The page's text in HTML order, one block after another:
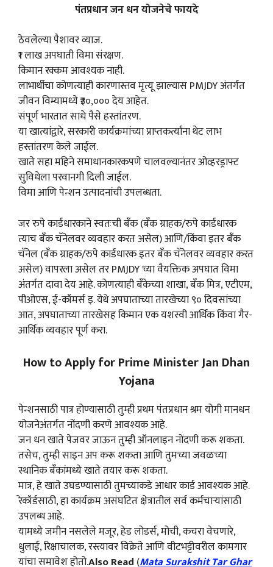
पंतप्रधान जन धन योजनेचे फायदे
ठेवलेल्या पैशावर व्याज.
₹1 लाख अपघाती विमा संरक्षण.
किमान रक्कम आवश्यक नाही.
लाभार्थीचा कोणत्याही कारणास्तव मृत्यू झाल्यास PMJDY अंतर्गत
जीवन विम्यामध्ये ₹३०,००० देय आहेत.
संपूर्ण भारतात साधे पैसे हस्तांतरण.
या खात्यांद्वारे, सरकारी कार्यक्रमांच्या प्राप्तकर्त्यांना थेट लाभ
हस्तांतरण केले जाईल.
खाते सहा महिने समाधानकारकपणे चालवल्यानंतर ओव्हरड्राफ्ट
सुविधेला परवानगी दिली जाईल.
विमा आणि पेन्शन उत्पादनांची उपलब्धता.
जर रुपे कार्डधारकाने स्वतःची बँक (बँक ग्राहक/रुपे कार्डधारक
त्याच बँक चॅनेलवर व्यवहार करत असेल) आणि/किंवा इतर बँक
चॅनेल (बँक ग्राहक/रुपे कार्डधारक इतर बँक चॅनेलवर व्यवहार करत
असेल) वापरला असेल तर PMJDY च्या वैयक्तिक अपघात विमा
अंतर्गत दावा देय आहे. कोणत्याही बँकेच्या शाखा, बँक मित्र, एटीएम,
पीओएस, ई-कॉमर्स इ. येथे अपघाताच्या तारखेच्या ९० दिवसांच्या
आत, अपघाताच्या तारखेसह किमान एक यशस्वी आर्थिक किंवा गैर-
आर्थिक व्यवहार पूर्ण करा.
How to Apply for Prime Minister Jan Dhan
Yojana
पेन्शनसाठी पात्र होण्यासाठी तुम्ही प्रथम पंतप्रधान श्रम योगी मानधन
योजनेअंतर्गत नोंदणी करणे आवश्यक आहे.
जन धन खाते पेजवर जाऊन तुम्ही ऑनलाइन नोंदणी करू शकता.
तसेच, तुम्ही साइन अप करू शकता आणि तुमच्या जवळच्या
स्थानिक बँकांमध्ये खाते तयार करू शकता.
मात्र, हे खाते उघडण्यासाठी तुमच्याकडे आधार कार्ड आवश्यक आहे.
रेकॉर्डसाठी, हा कार्यक्रम असंघटित क्षेत्रातील सर्व कर्मचाऱ्यांसाठी
उपलब्ध आहे.
यामध्ये जमीन नसलेले मजूर, हेड लोडर्स, मोची, कचरा वेचणारे,
धुलाई, रिक्षाचालक, रस्त्यावर विक्रेते आणि वीटभट्टीवरील कामगार
यांचा समावेश होतो.Also Read (Mata Surakshit Tar Ghar